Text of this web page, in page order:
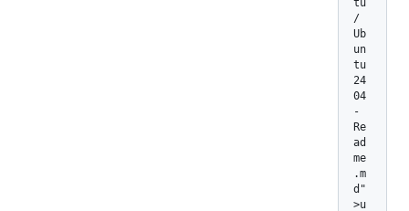
tu
/
Ub
un
tu
24
04
-
Re
ad
me
.m
d"
>u